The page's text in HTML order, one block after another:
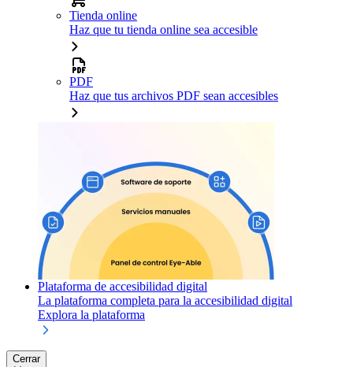
Tienda online
Haz que tu tienda online sea accesible
PDF
Haz que tus archivos PDF sean accesibles
Plataforma de accesibilidad digital
La plataforma completa para la accesibilidad digital
Explora la plataforma
Cerrar